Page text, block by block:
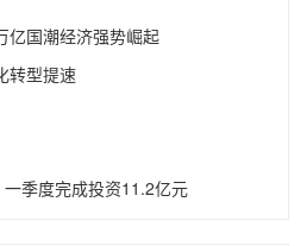
亿国潮经济强势崛起
转型提速
季度完成投资11.2亿元